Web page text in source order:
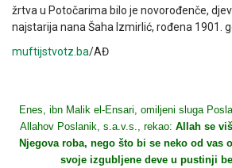
žrtva u Potočarima bilo je novorođenče,
najstarija nana Šaha Izmirlić, rođena 1901.
muftijstvotz.ba/AĐ
Enes, ibn Malik el-Ensari, omiljeni sluga
Allahov Poslanik, s.a.v.s., rekao: Allah se
Njegova roba, nego što bi se neko od vas
svoje izgubljene deve u pustinji